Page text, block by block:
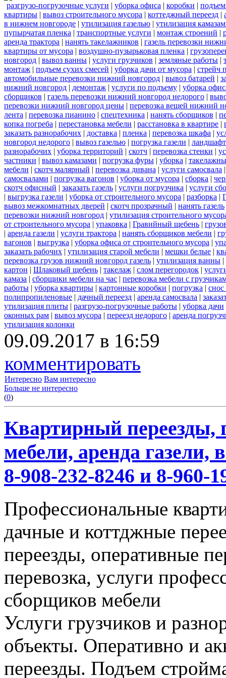
разгрузо-погрузочные услуги | уборка офиса | коробки |
квартиры | вывоз строительного мусора | коттеджный переезд |
в нижнем новгороде | утилизация газелью | утилизация
пупырчатая пленка | транспортные услуги | монтаж строений |
аренда трактора | нанять такелажников | газель перевозки
квартиры от мусора | воздушно-пузырьковая пленка |
новгород | вывоз ванны | услуги грузчиков | земляные работы |
монтаж | подъем сухих смесей | уборка дачи от мусора | стрейч
автомобильные перевозки нижний новгород | вывоз батарей |
нижний новгород | демонтаж | услуги по подъему | уборка
сборщиков | газель перевозки нижний новгород недорого |
перевозки нижний новгород цены | перевозка вещей нижний
лента | перевозка пианино | спецтехника | нанять сборщиков |
копка погреба | перестановка мебели | расстановка в квартире |
заказать разнорабочих | доставка | пленка | перевозка шкафа |
новгород недорого | вывоз газелью | погрузка газели |
разнорабочих | уборка территорий | скотч | перевозка стенки |
частники | вывоз камазами | погрузка фуры | уборка |
мебели | скотч малярный | перевозка дивана | услуги самосвала
самосвалами | погрузка вагонов | уборка от мусора | сборка |
скотч офисный | заказать газель | услуги погрузчика | услуги
| выгрузка газели | уборка от строительного мусора | разборка |
вывоз межкомнатных дверей | скотч прозрачный | нанять газель
перевозки нижний новгород | утилизация строительного
от строительного мусора | упаковка | Гравийный щебень |
| аренда газели | услуги трактора | нанять сборщиков мебели |
вагонов | выгрузка | уборка офиса от строительного мусора |
заказать рабочих | утилизация старой мебели | мешки белые |
перевозка грузов нижний новгород газель | утилизация ванны |
картон | Шлаковый щебень | такелаж | слом перегородок |
камаза | сборщики мебели на час | перевозка мебели с
работы | уборка квартиры | картонные коробки | погрузка | снос
полипропиленовые | дачный переезд | аренда самосвала |
утилизация плиты | разгрузо-погрузочные работы | уборка дачи
оконных рам | вывоз мусора | переезд недорого | аренда
утилизация колонки
09.09.2017 в 16:59
комментировать
Интересно Вам интересно
Больше не интересно
(0)
Квартирный переезды,
мебели, аренда газели,
8-908-232-8246 и 8-960-
Профессиональные
дачные и коттджные
переезды, оперативные
перевозка, услуги
сборщиков мебели
Услуги грузчиков и
объекты. Оперативно и
переезды. Подъем